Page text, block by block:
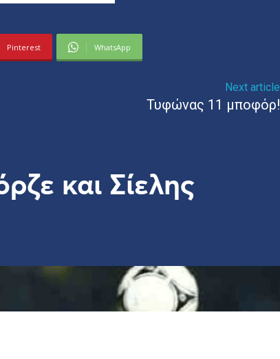
Pinterest WhatsApp
Next article
Τυφώνας 11 μποφόρ!